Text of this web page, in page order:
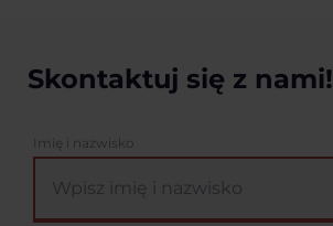
Skontaktuj się z nami!
Imię i nazwisko